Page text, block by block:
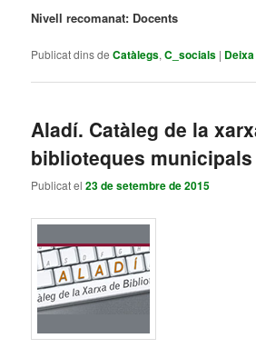
Nivell recomanat: Docents
Publicat dins de Catàlegs,C_socials |
Aladí. Catàleg de la
biblioteques municipals
Publicat el23 de setembre de 2015